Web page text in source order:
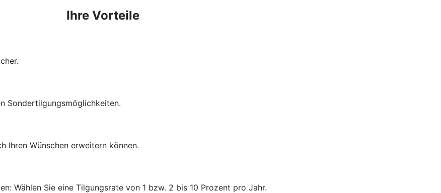
Ihre Vorteile
Sondertilgungsmöglichkeiten.
Ihren Wünschen erweitern können.
Wählen Sie eine Tilgungsrate von 1 bzw. 2 bis 10 Prozent pro Jahr.